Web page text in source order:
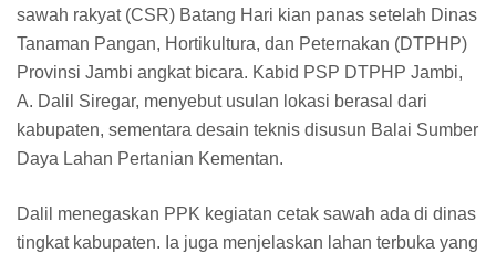
sawah rakyat (CSR) Batang Hari kian panas setelah Dinas
Tanaman Pangan, Hortikultura, dan Peternakan (DTPHP)
Provinsi Jambi angkat bicara. Kabid PSP DTPHP Jambi,
A. Dalil Siregar, menyebut usulan lokasi berasal dari
kabupaten, sementara desain teknis disusun Balai Sumber
Daya Lahan Pertanian Kementan.
Dalil menegaskan PPK kegiatan cetak sawah ada di dinas
tingkat kabupaten. Ia juga menjelaskan lahan terbuka yang